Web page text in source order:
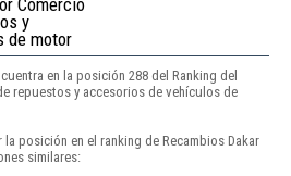
y
de motor
en la posición 288 del Ranking del
repuestos y accesorios de vehículos de
posición en el ranking de Recambios Dakar
similares: